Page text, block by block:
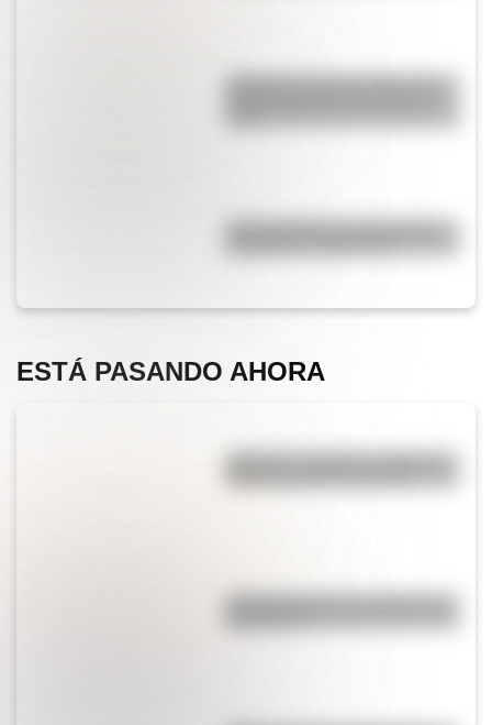
¿Cómo era Buenos Aires en la
La historia de los inmigrantes
ESTÁ PASANDO AHORA
"Quizás" o "quizá": ¿cuál es la
¿Por qué cortar una cebolla nos